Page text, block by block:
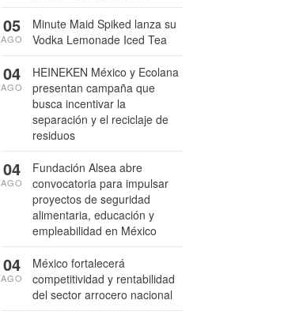
Minute Maid Spiked lanza su
Vodka Lemonade Iced Tea
05
AGO
HEINEKEN México y Ecolana
presentan campaña que
busca incentivar la
separación y el reciclaje de
residuos
04
AGO
Fundación Alsea abre
convocatoria para impulsar
proyectos de seguridad
alimentaria, educación y
empleabilidad en México
04
AGO
México fortalecerá
competitividad y rentabilidad
del sector arrocero nacional
04
AGO